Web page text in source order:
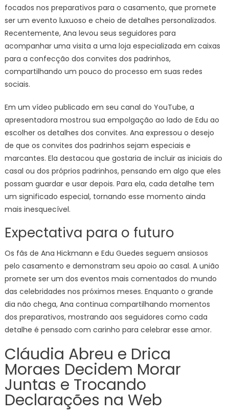
focados nos preparativos para o casamento, que promete
ser um evento luxuoso e cheio de detalhes personalizados.
Recentemente, Ana levou seus seguidores para
acompanhar uma visita a uma loja especializada em caixas
para a confecção dos convites dos padrinhos,
compartilhando um pouco do processo em suas redes
sociais.
Em um vídeo publicado em seu canal do YouTube, a
apresentadora mostrou sua empolgação ao lado de Edu ao
escolher os detalhes dos convites. Ana expressou o desejo
de que os convites dos padrinhos sejam especiais e
marcantes. Ela destacou que gostaria de incluir as iniciais do
casal ou dos próprios padrinhos, pensando em algo que eles
possam guardar e usar depois. Para ela, cada detalhe tem
um significado especial, tornando esse momento ainda
mais inesquecível.
Expectativa para o futuro
Os fãs de Ana Hickmann e Edu Guedes seguem ansiosos
pelo casamento e demonstram seu apoio ao casal. A união
promete ser um dos eventos mais comentados do mundo
das celebridades nos próximos meses. Enquanto o grande
dia não chega, Ana continua compartilhando momentos
dos preparativos, mostrando aos seguidores como cada
detalhe é pensado com carinho para celebrar esse amor.
Cláudia Abreu e Drica
Moraes Decidem Morar
Juntas e Trocando
Declarações na Web